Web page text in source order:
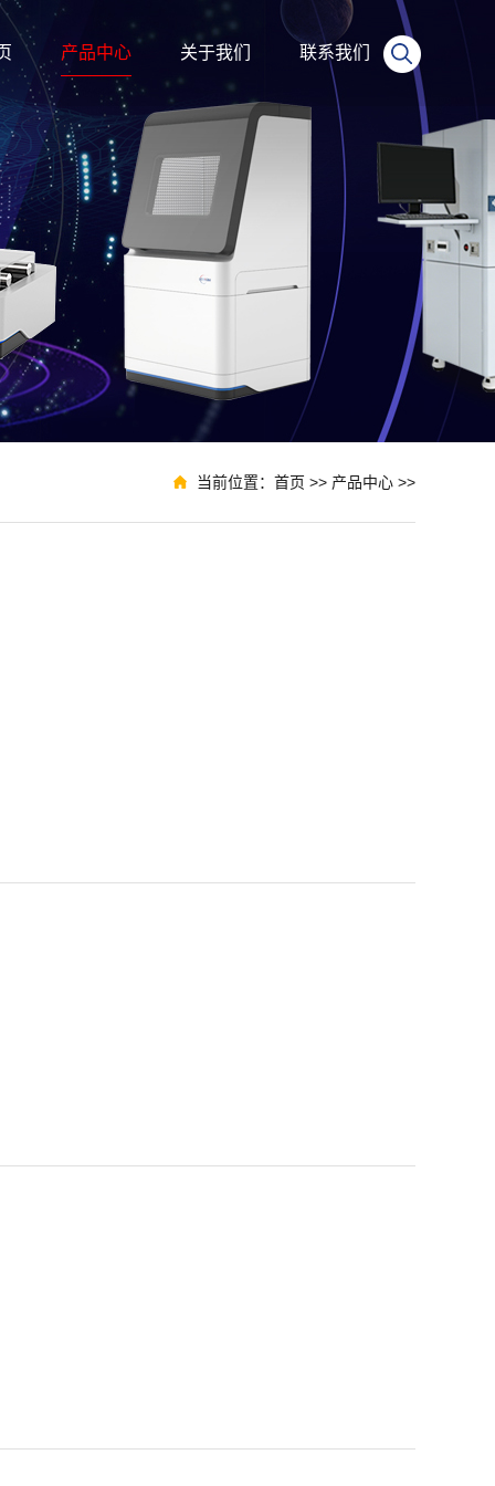
产品中心
涉仪
平台光学轮廓仪
测试系统
探针式轮廓仪/台阶仪
摩擦磨损试验机
DTS-DCB高精度界面粘附测试系统/
晶圆键合能/薄膜结合力
红外焦平面测试系统
RDINGIM- 3.pt Bend 测试模块
关于我们 联系我们
当前位置： 首页 >> 产品中心 >>